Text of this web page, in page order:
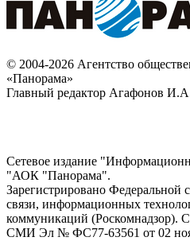
© 2004-2026 Агентство
«Панорама»
Главный редактор Агафонов
Сетевое издание
"АОК "Панорама".
Зарегистрировано Федеральной
связи, информационных
коммуникаций (Роскомнадзор).
СМИ Эл № ФС77-63561 от 02